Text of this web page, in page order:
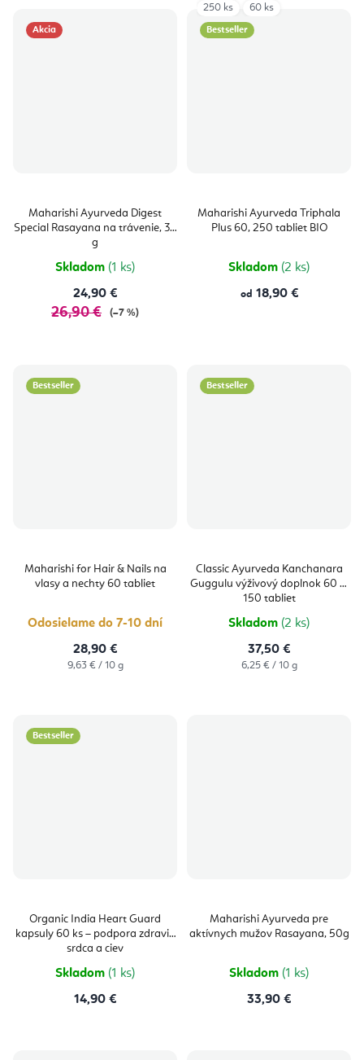
Akcia
Maharishi Ayurveda Digest
Special Rasayana na trávenie, 30
g
Skladom (1 ks)
24,90 €
26,90 € (–7 %)
Bestseller
Maharishi Ayurveda Triphala
Plus 60, 250 tabliet BIO
Skladom (2 ks)
od 18,90 €
250 ks 60 ks
Bestseller
Maharishi for Hair & Nails na
vlasy a nechty 60 tabliet
Odosielame do 7-10 dní
28,90 €
Jednotková
9,63 € / 10 g
Bestseller
Classic Ayurveda Kanchanara
Guggulu výživový doplnok 60 g,
150 tabliet
Skladom (2 ks)
37,50 €
Jednotková
6,25 € / 10 g
Bestseller
Organic India Heart Guard
kapsuly 60 ks – podpora zdravia
srdca a ciev
Skladom (1 ks)
14,90 €
Maharishi Ayurveda pre
aktívnych mužov Rasayana, 50g
Skladom (1 ks)
33,90 €